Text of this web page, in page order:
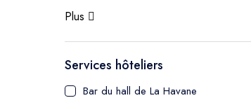
Plus
Services hôteliers
Bar du hall de La Havane